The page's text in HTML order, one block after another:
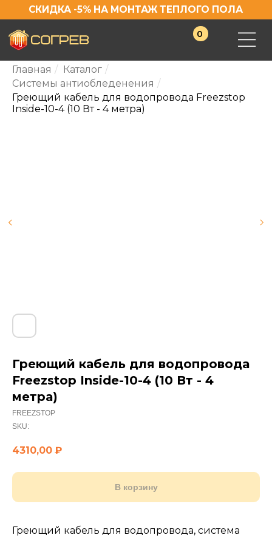
СКИДКА -5% НА МОНТАЖ ТЕПЛОГО ПОЛА
Главная / Каталог /
Системы антиобледенения /
Греющий кабель для водопровода Freezstop
Inside-10-4 (10 Вт - 4 метра)
Греющий кабель для водопровода
Freezstop Inside-10-4 (10 Вт - 4
метра)
FREEZSTOP
SKU:
4310,00 ₽
В корзину
Греющий кабель для водопровода, система